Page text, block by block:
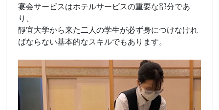
宴会サービスはホテルサービスの重要な部分であ
り、
靜宜大学から来た二人の学生が必ず身につけなけれ
ばならない基本的なスキルでもあります。